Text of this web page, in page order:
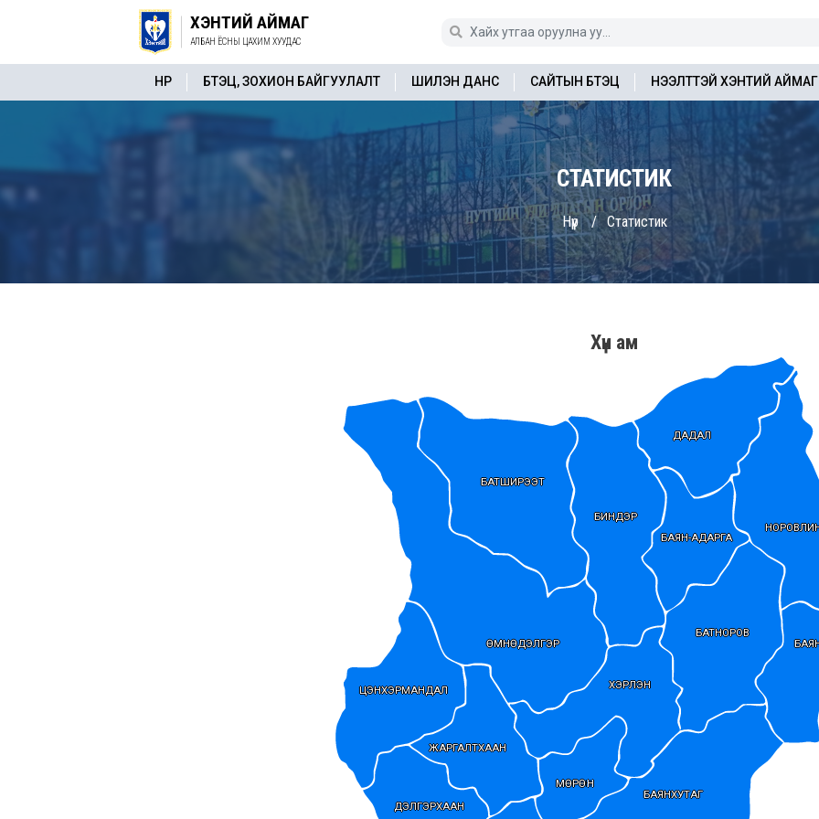
ХЭНТИЙ АЙМАГ
АЛБАН ЁСНЫ ЦАХИМ ХУУДАС
НҮҮР БҮТЭЦ, ЗОХИОН БАЙГУУЛАЛТ ШИЛЭН ДАНС САЙТЫН БҮТЭЦ НЭЭЛТТЭЙ ХЭНТИЙ АЙМАГ
СТАТИСТИК
Нүүр Статистик
Хүн ам
ДАДАЛ
БАТШИРЭЭТ
ӨМНӨДЭЛГЭР
БИНДЭР
БАЯН-АДАРГА
БАТНОРОВ
ЦЭНХЭРМАНДАЛ ХЭРЛЭН
ЖАРГАЛТХААН
БАЯНХУТАГ
МӨРӨН
ДЭЛГЭРХААН